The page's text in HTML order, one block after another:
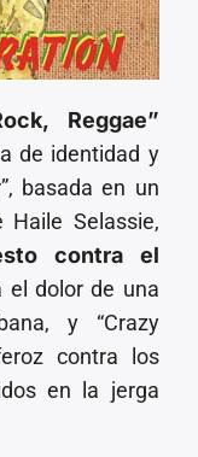
Reggae”
de identidad y
basada en un
Haile Selassie,
contra el
el dolor de una
y “Crazy
contra los
en la jerga